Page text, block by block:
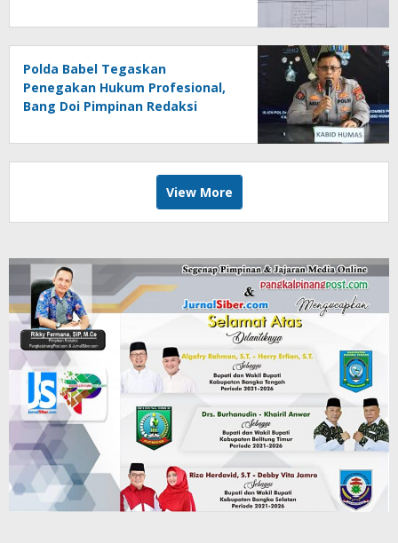
Polda Babel Tegaskan
Penegakan Hukum Profesional,
Bang Doi Pimpinan Redaksi
Dua Kali Tak Hadiri Panggilan
View More